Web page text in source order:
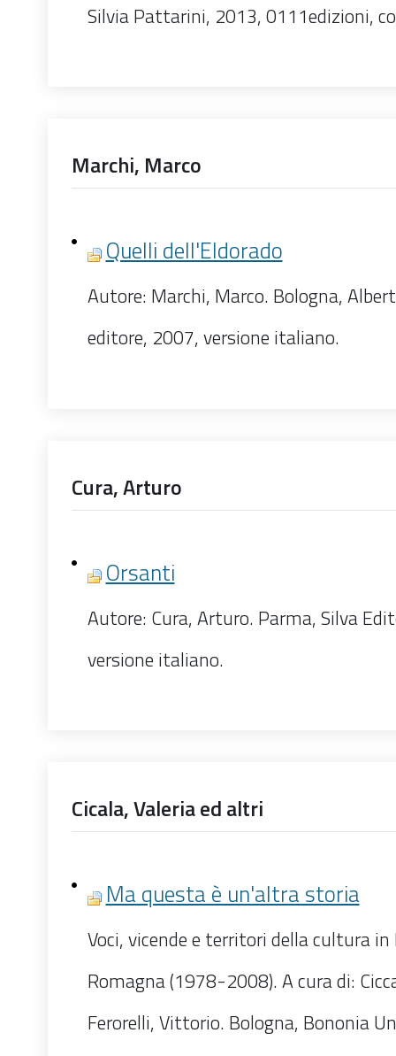
Silvia Pattarini, 2013, 0111edizioni,
Marchi, Marco
Quelli dell'Eldorado
Autore: Marchi, Marco. Bologna,
editore, 2007, versione italiano.
Cura, Arturo
Orsanti
Autore: Cura, Arturo. Parma, Silva
versione italiano.
Cicala, Valeria ed altri
Ma questa è un'altra storia
Voci, vicende e territori della cultura
Romagna (1978-2008). A cura di:
Ferorelli, Vittorio. Bologna, Bononia